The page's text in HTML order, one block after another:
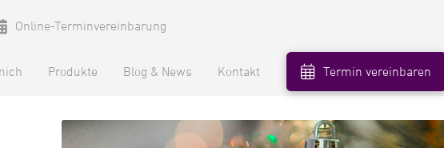
Online-Terminvereinbarung
Produkte Blog & News Kontakt Termin vereinbaren